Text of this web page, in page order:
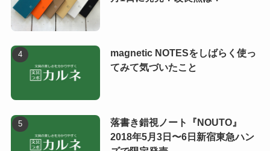
magnetic NOTESをしばらく使っ
てみて気づいたこと
落書き錯視ノート『NOUTO』
2018年5月3日〜6日新宿東急ハン